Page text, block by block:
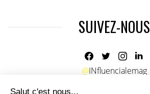
SUIVEZ-NOUS
@INfluencialemag